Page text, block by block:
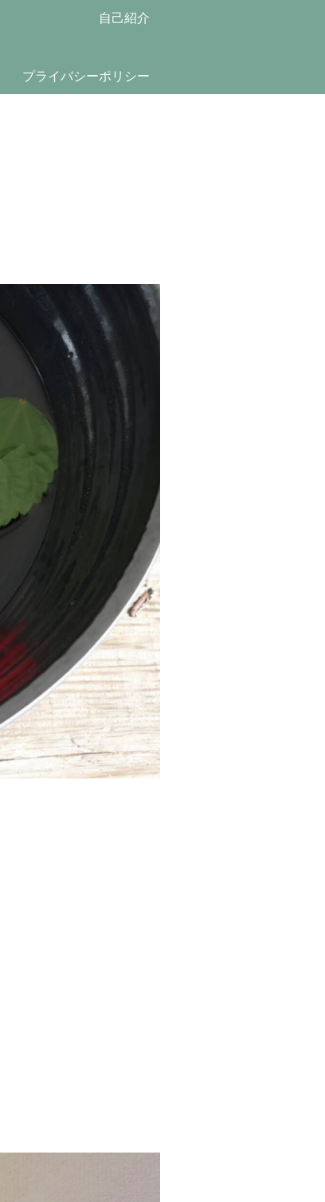
自己紹介
プライバシーポリシー